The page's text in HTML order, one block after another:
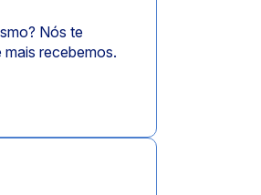
Nós te
recebemos.